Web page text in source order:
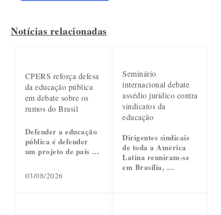
Notícias relacionadas
CPERS reforça defesa
da educação pública
em debate sobre os
rumos do Brasil
Defender a educação
pública é defender
um projeto de país …
03/08/2026
Seminário
internacional debate
assédio jurídico contra
sindicatos da
educação
Dirigentes sindicais
de toda a América
Latina reuniram-se
em Brasília, …